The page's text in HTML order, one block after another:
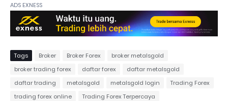
ADS EXNESS
Tags Broker Broker Forex
broker metalsgold
broker trading forex
daftar forex
daftar metalsgold
daftar trading
metalsgold metalsgold login
Trading Forex
trading forex online
Trading Forex Terpercaya